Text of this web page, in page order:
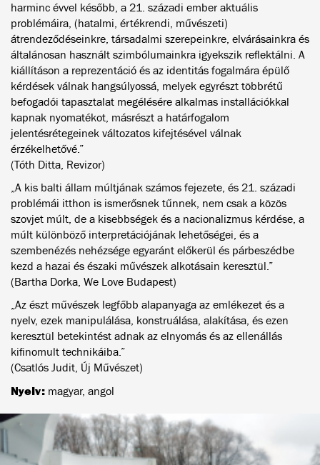
harminc évvel később, a 21. századi ember aktuális
problémáira, (hatalmi, értékrendi, művészeti)
átrendeződéseinkre, társadalmi szerepeinkre, elvárásainkra és
általánosan használt szimbólumainkra igyekszik reflektálni. A
kiállításon a reprezentáció és az identitás fogalmára épülő
kérdések válnak hangsúlyossá, melyek egyrészt többrétű
befogadói tapasztalat megélésére alkalmas installációkkal
kapnak nyomatékot, másrészt a határfogalom
jelentésrétegeinek változatos kifejtésével válnak
érzékelhetővé.”
(Tóth Ditta, Revizor)
„A kis balti állam múltjának számos fejezete, és 21. századi
problémái itthon is ismerősnek tűnnek, nem csak a közös
szovjet múlt, de a kisebbségek és a nacionalizmus kérdése, a
múlt különböző interpretációjának lehetőségei, és a
szembenézés nehézsége egyaránt előkerül és párbeszédbe
kezd a hazai és északi művészek alkotásain keresztül.”
(Bartha Dorka, We Love Budapest)
„Az észt művészek legfőbb alapanyaga az emlékezet és a
nyelv, ezek manipulálása, konstruálása, alakítása, és ezen
keresztül betekintést adnak az elnyomás és az ellenállás
kifinomult technikáiba.”
(Csatlós Judit, Új Művészet)
Nyelv: magyar, angol